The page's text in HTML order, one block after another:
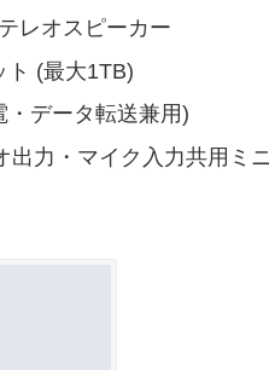
レオスピーカー
ト (最大1TB)
・データ転送兼用)
出力・マイク入力共用ミ